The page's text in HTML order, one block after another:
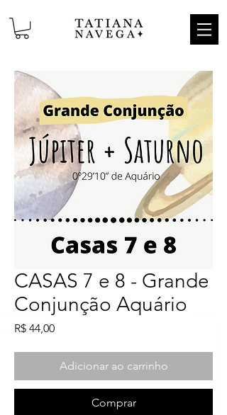
CASAS 7 e 8 - Grande
Conjunção Aquário
R$ 44,00Preço
Adicionar ao carrinho
Comprar